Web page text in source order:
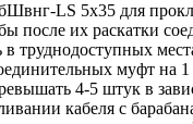
LS 5х35 для
после их раскатки
труднодоступных
муфт на 1
4-5 штук в
кабеля с